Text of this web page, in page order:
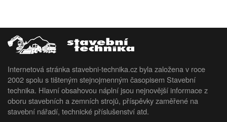
Internetová stránka stavebni-technika.cz byla založena v roce
2002 spolu s tišteným stejnojmenným časopisem Stavební
technika. Hlavní obsahovou náplní jsou nejnovější informace z
oboru stavebních a zemních strojů, příspěvky zaměřené na
stavební nářadí, technické příslušenství atd.